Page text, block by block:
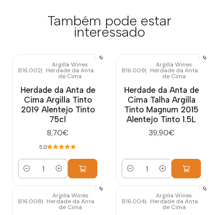
Também pode estar
interessado
B16.002|
Argilla Wines
Herdade da Anta
de Cima
Herdade da Anta de
Cima Argilla Tinto
2019 Alentejo Tinto
75cl
8,70€
5.0
Quantidade
B16.009|
Argilla Wines
Herdade da Anta
de Cima
Herdade da Anta de
Cima Talha Argilla
Tinto Magnum 2015
Alentejo Tinto 1.5L
39,90€
Quantidade
B16.008|
Argilla Wines
Herdade da Anta
de Cima
B16.004|
Argilla Wines
Herdade da Anta
de Cima